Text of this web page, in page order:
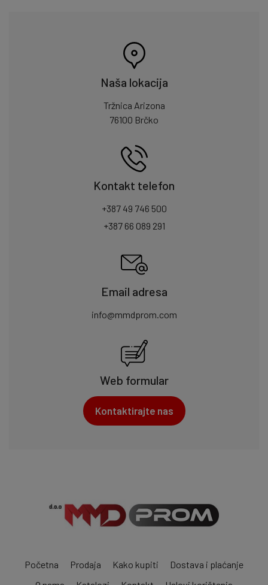
Naša lokacija
Tržnica Arizona
76100 Brčko
Kontakt telefon
+387 49 746 500
+387 66 089 291
Email adresa
info@mmdprom.com
Web formular
Kontaktirajte nas
Početna Prodaja Kako kupiti
Dostava i plaćanje